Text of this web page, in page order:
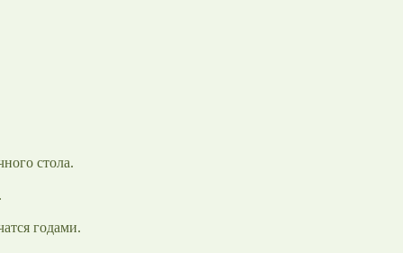
стола.
годами.